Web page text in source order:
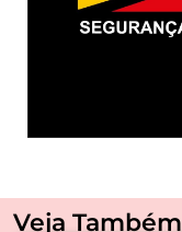
Veja